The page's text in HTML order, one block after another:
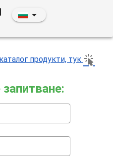
каталог продукти, тук